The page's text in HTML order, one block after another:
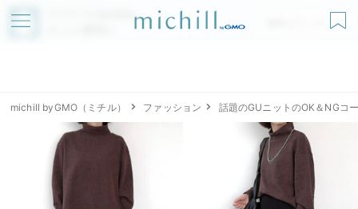
アプリでmichillが
無料ダウンロード
michill byGMO（ミチル） ファッション 話題のGUニットのOK＆NGコ